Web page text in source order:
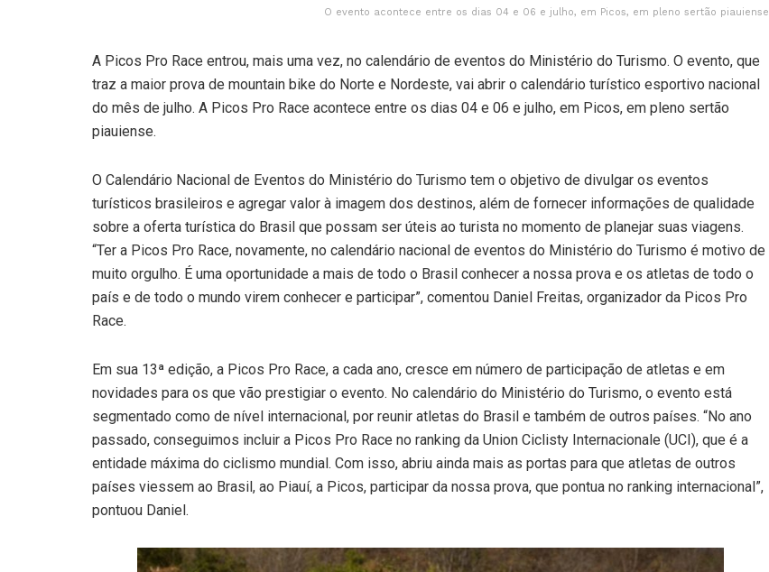
O evento acontece entre os dias 04 e 06 e julho, em Picos, em pleno sertão piauiense
A Picos Pro Race entrou, mais uma vez, no calendário de eventos do Ministério do Turismo. O evento, que
traz a maior prova de mountain bike do Norte e Nordeste, vai abrir o calendário turístico esportivo nacional
do mês de julho. A Picos Pro Race acontece entre os dias 04 e 06 e julho, em Picos, em pleno sertão
piauiense.
O Calendário Nacional de Eventos do Ministério do Turismo tem o objetivo de divulgar os eventos
turísticos brasileiros e agregar valor à imagem dos destinos, além de fornecer informações de qualidade
sobre a oferta turística do Brasil que possam ser úteis ao turista no momento de planejar suas viagens.
“Ter a Picos Pro Race, novamente, no calendário nacional de eventos do Ministério do Turismo é motivo de
muito orgulho. É uma oportunidade a mais de todo o Brasil conhecer a nossa prova e os atletas de todo o
país e de todo o mundo virem conhecer e participar”, comentou Daniel Freitas, organizador da Picos Pro
Race.
Em sua 13ª edição, a Picos Pro Race, a cada ano, cresce em número de participação de atletas e em
novidades para os que vão prestigiar o evento. No calendário do Ministério do Turismo, o evento está
segmentado como de nível internacional, por reunir atletas do Brasil e também de outros países. “No ano
passado, conseguimos incluir a Picos Pro Race no ranking da Union Ciclisty Internacionale (UCI), que é a
entidade máxima do ciclismo mundial. Com isso, abriu ainda mais as portas para que atletas de outros
países viessem ao Brasil, ao Piauí, a Picos, participar da nossa prova, que pontua no ranking internacional”,
pontuou Daniel.